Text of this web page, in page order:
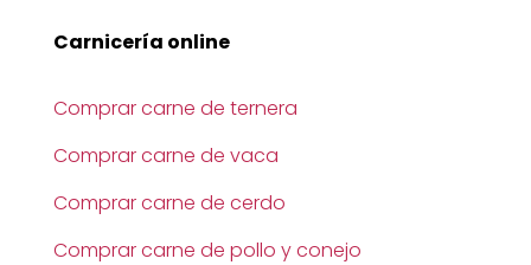
Carnicería online
Comprar carne de ternera
Comprar carne de vaca
Comprar carne de cerdo
Comprar carne de pollo y conejo